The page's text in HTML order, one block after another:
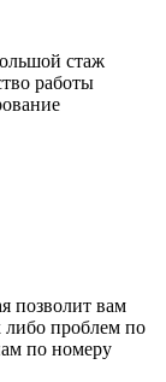
стаж
работы
позволит вам
либо проблем по
по номеру